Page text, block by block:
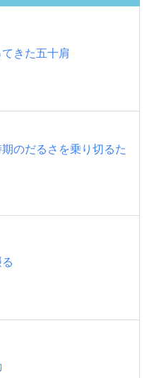
きた五十肩
のだるさを乗り切るた